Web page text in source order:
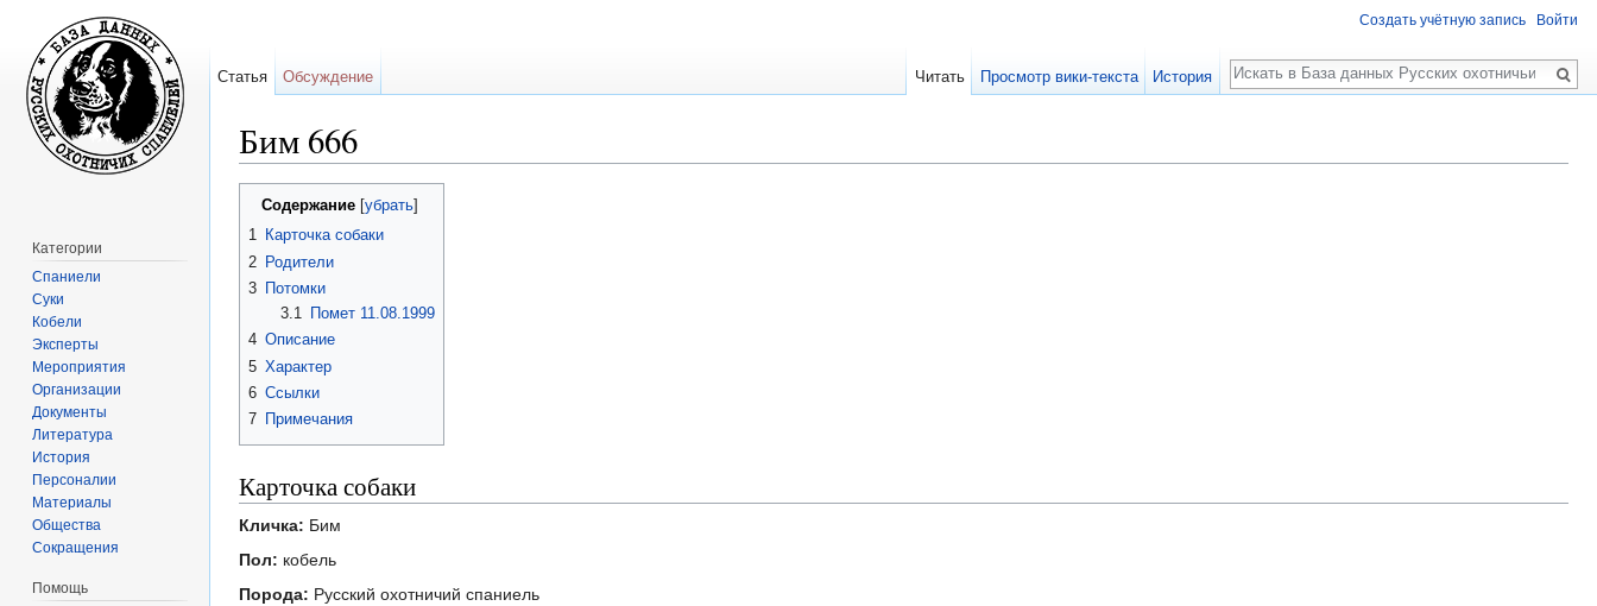
Бим 666
Содержание[ убрать]
1 Карточка собаки
2 Родители
3 Потомки
3.1
Помет 11.08.1999
4 Описание
5 Характер
6 Ссылки
7 Примечания
Карточка собаки
Кличка: Бим
Пол: кобель
Порода: Русский охотничий спаниель
Создать учётную запись Войти
Статья Обсуждение Читать Просмотр вики-текста История
Поиск
Категории
Спаниели
Суки
Кобели
Эксперты
Мероприятия
Организации
Документы
Литература
История
Персоналии
Материалы
Общества
Сокращения
Помощь